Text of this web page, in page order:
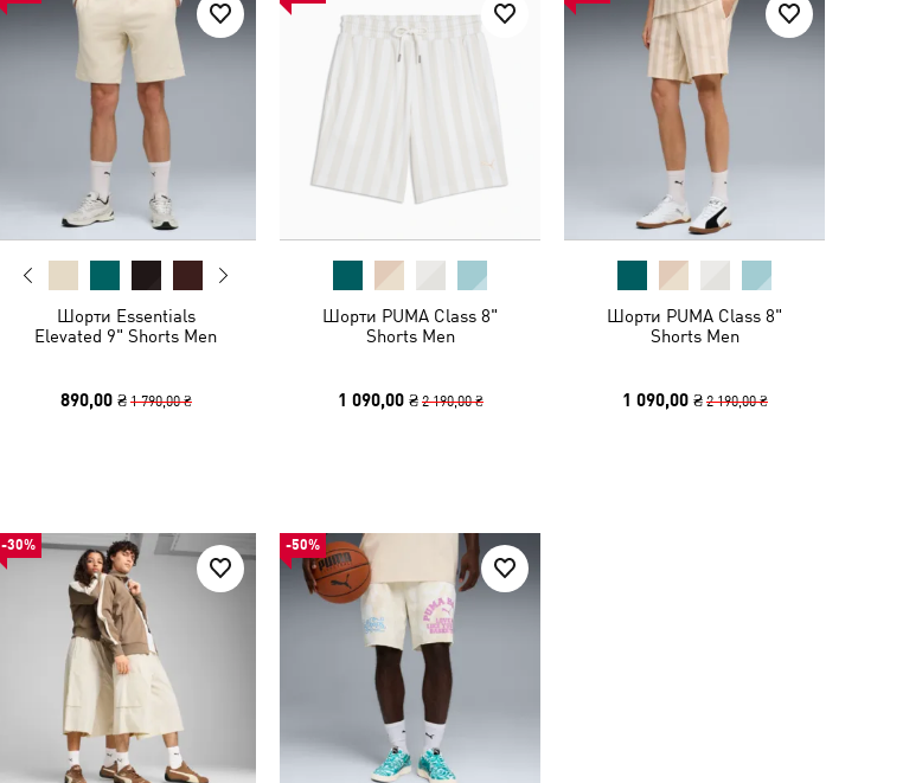
Шорти Essentials
Elevated 9" Shorts Men
890,00 ₴ 1 790,00 ₴
Шорти PUMA Class 8"
Shorts Men
1 090,00 ₴ 2 190,00 ₴
Шорти PUMA Class 8"
Shorts Men
1 090,00 ₴ 2 190,00 ₴
-30% -50%